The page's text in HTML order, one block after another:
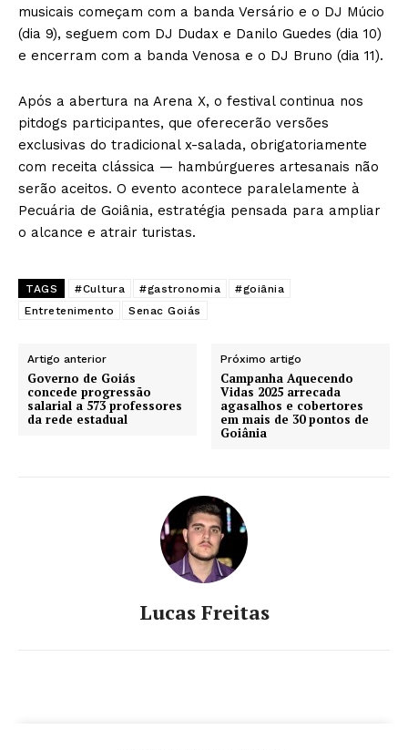
musicais começam com a banda Versário e o DJ Múcio
(dia 9), seguem com DJ Dudax e Danilo Guedes (dia 10)
e encerram com a banda Venosa e o DJ Bruno (dia 11).
Após a abertura na Arena X, o festival continua nos
pitdogs participantes, que oferecerão versões
exclusivas do tradicional x-salada, obrigatoriamente
com receita clássica — hambúrgueres artesanais não
serão aceitos. O evento acontece paralelamente à
Pecuária de Goiânia, estratégia pensada para ampliar
o alcance e atrair turistas.
TAGS #Cultura #gastronomia
#goiânia
Entretenimento
Senac Goiás
Artigo anterior
Governo de Goiás
concede progressão
salarial a 573 professores
da rede estadual
Próximo artigo
Campanha Aquecendo
Vidas 2025 arrecada
agasalhos e cobertores
em mais de 30 pontos de
Goiânia
Lucas Freitas